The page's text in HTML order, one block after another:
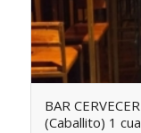
BAR
(Caballito) 1